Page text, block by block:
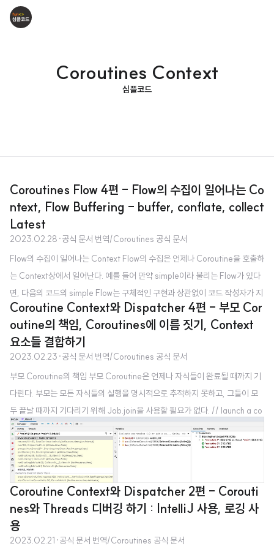
Coroutines Context
심플코드
Coroutines Flow 4편 - Flow의 수집이 일어나는 Co
ntext, Flow Buffering - buffer, conflate, collect
Latest
2023.02.28 ·공식 문서 번역/Coroutines 공식 문서
Flow의 수집이 일어나는 Context Flow의 수집은 언제나 Coroutine을 호출하
는 Context상에서 일어난다. 예를 들어 만약 simple이라 불리는 Flow가 있다
면, 다음의 코드의 simple Flow는 구체적인 구현과 상관없이 코드 작성자가 지
정한 Context상에서 실행된다 : withContext(context) { simple().collect
{ value -> println(value) // run in the specified context } } Flow의 이러
한 성질은 컨텍스트 보존(context preservation)이라 불린다. 따라서 기본적
으로 flow { ... } 빌더 내부의 코드는 해당 Flow의 collector가 제공하는 Conte
xt 상에서 실행된다. ..
Coroutine Context와 Dispatcher 4편 - 부모 Cor
outine의 책임, Coroutines에 이름 짓기, Context
요소들 결합하기
2023.02.23 ·공식 문서 번역/Coroutines 공식 문서
부모 Coroutine의 책임 부모 Coroutine은 언제나 자식들이 완료될 때까지 기
다린다. 부모는 모든 자식들의 실행을 명시적으로 추적하지 못하고, 그들이 모
두 끝날 때까지 기다리기 위해 Job.join을 사용할 필요가 없다. // launch a co
routine to process some kind of incoming request val request = laun
ch { repeat(3) { i -> // launch a few children jobs launch { delay((i +
1) * 200L) // variable delay 200ms, 400ms, 600ms println("Coro
utine $i is done") } } println("request: I'm done and..
Coroutine Context와 Dispatcher 2편 - Corouti
nes와 Threads 디버깅 하기 : IntelliJ 사용, 로깅 사
용
2023.02.21 ·공식 문서 번역/Coroutines 공식 문서